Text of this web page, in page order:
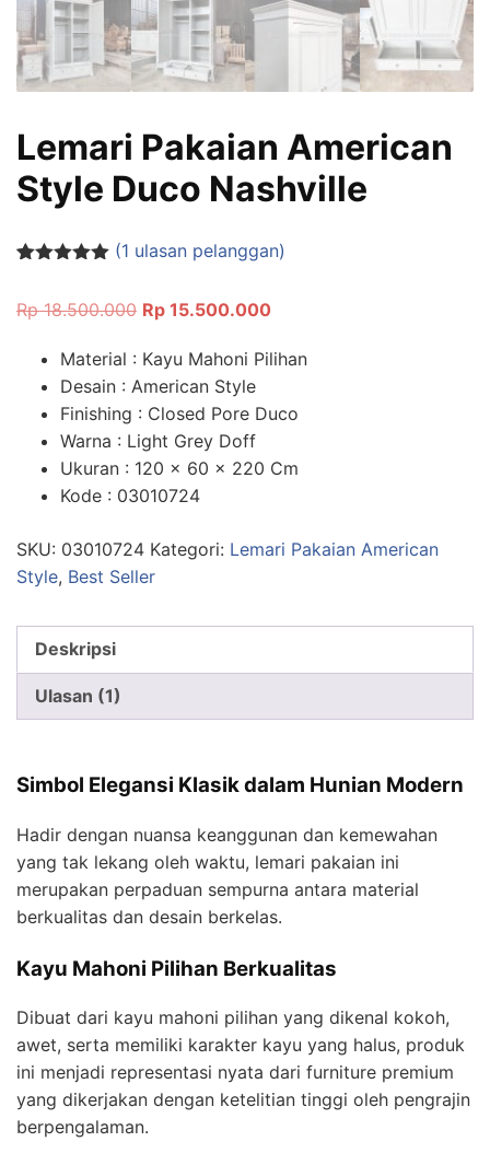
Lemari Pakaian American
Style Duco Nashville
berdasarka
(1 ulasan pelanggan)
Rp18.500.000 Rp 15.500.000
Material : Kayu Mahoni Pilihan
Desain : American Style
Finishing : Closed Pore Duco
Warna : Light Grey Doff
Ukuran : 120 x 60 x 220 Cm
Kode : 03010724
SKU: 03010724 Kategori: Lemari Pakaian American
Style, Best Seller
Deskripsi
Ulasan (1)
Simbol Elegansi Klasik dalam Hunian Modern
Hadir dengan nuansa keanggunan dan kemewahan
yang tak lekang oleh waktu, lemari pakaian ini
merupakan perpaduan sempurna antara material
berkualitas dan desain berkelas.
Kayu Mahoni Pilihan Berkualitas
Dibuat dari kayu mahoni pilihan yang dikenal kokoh,
awet, serta memiliki karakter kayu yang halus, produk
ini menjadi representasi nyata dari furniture premium
yang dikerjakan dengan ketelitian tinggi oleh pengrajin
berpengalaman.